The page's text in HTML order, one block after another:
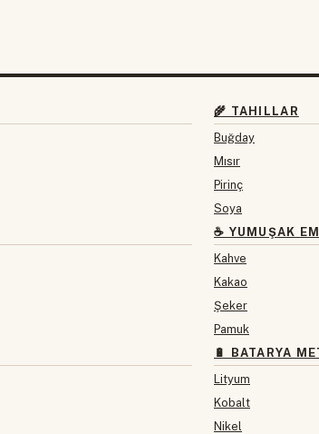
🌾 TAHILLAR
Buğday
Mısır
Pirinç
Soya
☕ YUMUŞAK
Kahve
Kakao
Şeker
Pamuk
🔋 BATARYA
Lityum
Kobalt
Nikel